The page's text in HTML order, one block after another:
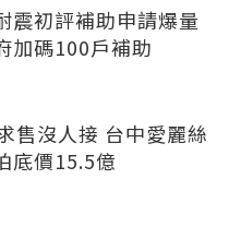
震初評補助申請爆量
加碼100戶補助
售沒人接 台中愛麗絲
底價15.5億